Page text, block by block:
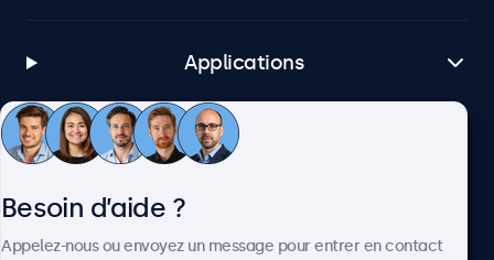
Applications
Service client
Besoin d’aide ?
Appelez-nous ou envoyez un message pour entrer en contact